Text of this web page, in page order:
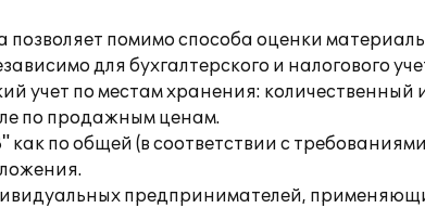
позволяет помимо способа оценки
для бухгалтерского и налогового
учет по местам хранения: количественный
по продажным ценам.
по общей (в соответствии с
предпринимателей,